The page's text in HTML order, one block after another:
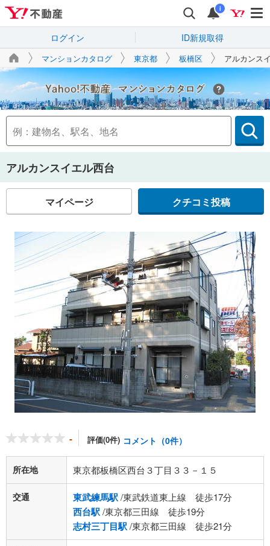
i
ログイン ID新規取得
マンションカタログ 東京都 板橋区 アルカンス
Yahoo!不動産
アルカンスイエル西台
マイページ クチコミ投稿
- 評価(0件) コメント（0件）
所在地 東京都板橋区西台３丁目３３－１５
交通 東武練馬駅/東武鉄道東上線 徒歩17分
西台駅/東京都三田線 徒歩19分
志村三丁目駅/東京都三田線 徒歩21分